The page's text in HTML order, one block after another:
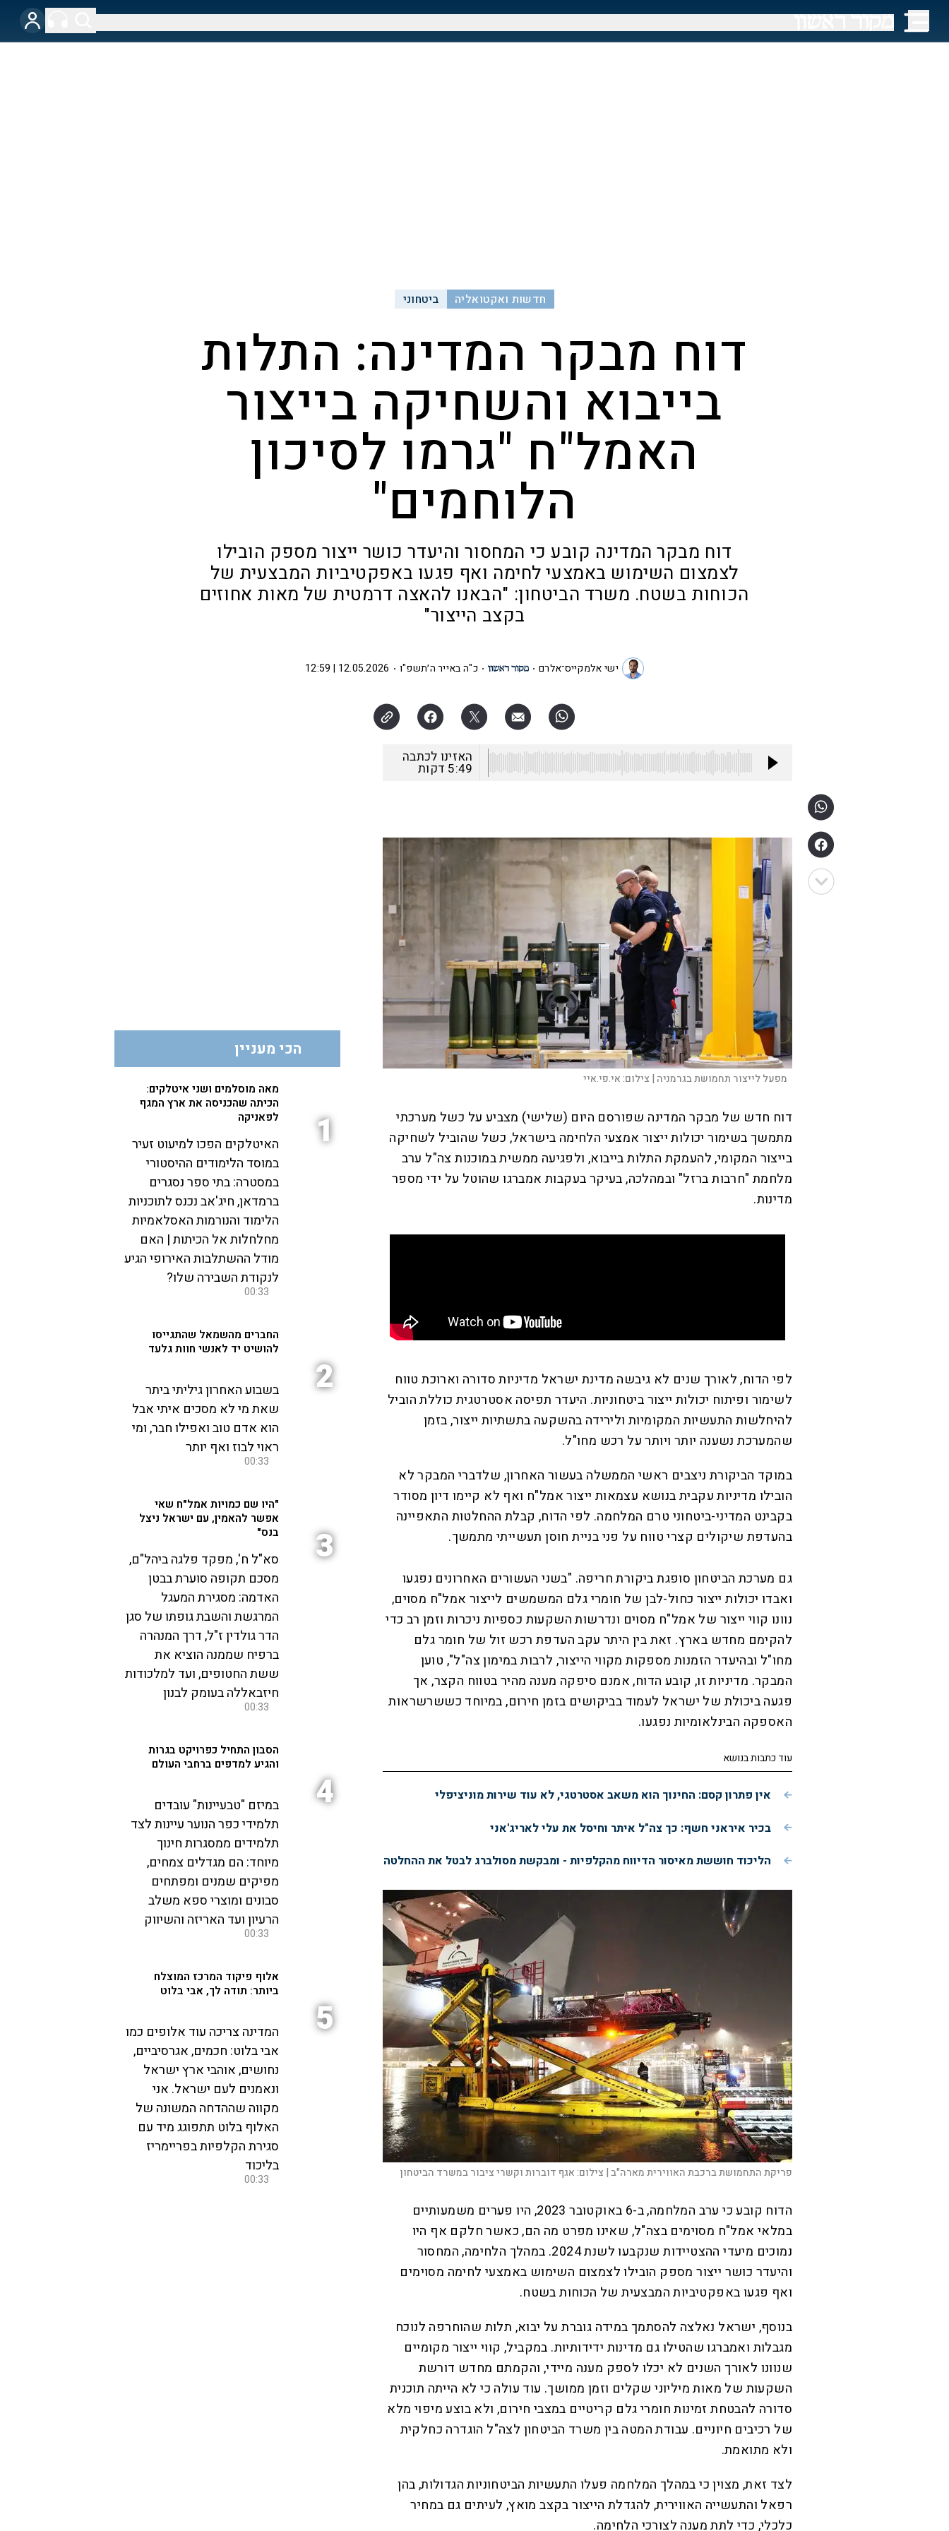
חדשות ואקטואליה ביטחוני
דוח מבקר המדינה: התלות
בייבוא והשחיקה בייצור
האמל"ח "גרמו לסיכון
הלוחמים"
דוח מבקר המדינה קובע כי המחסור והיעדר כושר ייצור מספק הובילו
לצמצום השימוש באמצעי לחימה ואף פגעו באפקטיביות המבצעית של
הכוחות בשטח. משרד הביטחון: "הבאנו להאצה דרמטית של מאות אחוזים
בקצב הייצור"
ישי אלמקייס־אלרם כ"ה באייר ה׳תשפ"ו 12.05.2026 | 12:59
האזינו לכתבה
5:49 דקות
מפעל לייצור תחמושת בגרמניה | צילום:אי.פי.איי
דוח חדש של מבקר המדינה שפורסם היום (שלישי) מצביע על כשל מערכתי
מתמשך בשימור יכולות ייצור אמצעי הלחימה בישראל, כשל שהוביל לשחיקה
בייצור המקומי, להעמקת התלות בייבוא, ולפגיעה ממשית במוכנות צה"ל ערב
מלחמת "חרבות ברזל" ובמהלכה, בעיקר בעקבות אמברגו שהוטל על ידי מספר
מדינות.
לפי הדוח, לאורך שנים לא גיבשה מדינת ישראל מדיניות סדורה וארוכת טווח
לשימור ופיתוח יכולות ייצור ביטחוניות. היעדר תפיסה אסטרטגית כוללת הוביל
להיחלשות התעשיות המקומיות ולירידה בהשקעה בתשתיות ייצור, בזמן
שהמערכת נשענה יותר ויותר על רכש מחו"ל.
במוקד הביקורת ניצבים ראשי הממשלה בעשור האחרון, שלדברי המבקר לא
הובילו מדיניות עקבית בנושא עצמאות ייצור אמל"ח ואף לא קיימו דיון מסודר
בקבינט המדיני-ביטחוני טרם המלחמה. לפי הדוח, קבלת ההחלטות התאפיינה
בהעדפת שיקולים קצרי טווח על פני בניית חוסן תעשייתי מתמשך.
גם מערכת הביטחון סופגת ביקורת חריפה. "בשני העשורים האחרונים נפגעו
ואבדו יכולות ייצור כחול-לבן של חומרי גלם המשמשים לייצור אמל"ח מסוים,
נוונו קווי ייצור של אמל"ח מסוים ונדרשות השקעות כספיות ניכרות וזמן רב כדי
להקימם מחדש בארץ. זאת בין היתר עקב העדפת רכש זול של חומר גלם
מחו"ל ובהיעדר הזמנות מספקות מקווי הייצור, לרבות במימון צה"ל", טוען
המבקר. מדיניות זו, קובע הדוח, אמנם סיפקה מענה מהיר בטווח הקצר, אך
פגעה ביכולת של ישראל לעמוד בביקושים בזמן חירום, במיוחד כששרשראות
האספקה הבינלאומיות נפגעו.
עוד כתבות בנושא
אין פתרון קסם: החינוך הוא משאב אסטרטגי, לא עוד שירות מוניציפלי
בכיר איראני חשף: כך צה"ל איתר וחיסל את עלי לאריג'אני
הליכוד חוששת מאיסור הדיווח מהקלפיות - ומבקשת מסולברג לבטל את ההחלטה
פריקת התחמושת ברכבת האווירית מארה"ב | צילום:אגף דוברות וקשרי ציבור במשרד הביטחון
הדוח קובע כי ערב המלחמה, ב-6 באוקטובר 2023, היו פערים משמעותיים
במלאי אמל"ח מסוימים בצה"ל, שאינו מפרט מה הם, כאשר חלקם אף היו
נמוכים מיעדי ההצטיידות שנקבעו לשנת 2024. במהלך הלחימה, המחסור
והיעדר כושר ייצור מספק הובילו לצמצום השימוש באמצעי לחימה מסוימים
ואף פגעו באפקטיביות המבצעית של הכוחות בשטח.
בנוסף, ישראל נאלצה להסתמך במידה גוברת על יבוא, תלות שהוחרפה לנוכח
מגבלות ואמברגו שהטילו גם מדינות ידידותיות. במקביל, קווי ייצור מקומיים
שנוונו לאורך השנים לא יכלו לספק מענה מיידי, והקמתם מחדש דורשת
השקעות של מאות מיליוני שקלים וזמן ממושך. עוד עולה כי לא הייתה תוכנית
סדורה להבטחת זמינות חומרי גלם קריטיים במצבי חירום, ולא בוצע מיפוי מלא
של רכיבים חיוניים. עבודת המטה בין משרד הביטחון לצה"ל הוגדרה כחלקית
ולא מתואמת.
לצד זאת, מצוין כי במהלך המלחמה פעלו התעשיות הביטחוניות הגדולות, בהן
רפאל והתעשייה האווירית, להגדלת הייצור בקצב מואץ, לעיתים גם במחיר
כלכלי, כדי לתת מענה לצורכי הלחימה.
הכי מעניין
1
מאה מוסלמים ושני איטלקים:
הכיתה שהכניסה את ארץ המגף
לפאניקה
האיטלקים הפכו למיעוט זעיר
במוסד הלימודים ההיסטורי
במסטרה: בתי ספר נסגרים
ברמדאן, חיג'אב נכנס לתוכניות
הלימוד והנורמות האסלאמיות
מחלחלות אל הכיתות | האם
מודל ההשתלבות האירופי הגיע
לנקודת השבירה שלו?
00:33
2
החברים מהשמאל שהתגייסו
להושיט יד לאנשי חוות גלעד
בשבוע האחרון גיליתי ביתר
שאת מי לא מסכים איתי אבל
הוא אדם טוב ואפילו חבר, ומי
ראוי לבוז ואף יותר
00:33
3
"היו שם כמויות אמל"ח שאי
אפשר להאמין, עם ישראל ניצל
בנס"
סא"ל ח', מפקד פלגה ביהל"ם,
מסכם תקופה סוערת בבטן
האדמה: מסגירת המעגל
המרגשת והשבת גופתו של סגן
הדר גולדין ז"ל, דרך המנהרה
ברפיח שממנה הוציא את
ששת החטופים, ועד למלכודות
חיזבאללה בעומק לבנון
00:33
4
הסבון התחיל כפרויקט בגרות
והגיע למדפים ברחבי העולם
במיזם "טבעיינות" עובדים
תלמידי כפר הנוער עיינות לצד
תלמידים ממסגרות חינוך
מיוחד: הם מגדלים צמחים,
מפיקים שמנים ומפתחים
סבונים ומוצרי ספא משלב
הרעיון ועד האריזה והשיווק
00:33
5
אלוף פיקוד המרכז המוצלח
ביותר: תודה לך, אבי בלוט
המדינה צריכה עוד אלופים כמו
אבי בלוט: חכמים, אגרסיביים,
נחושים, אוהבי ארץ ישראל
ונאמנים לעם ישראל. אני
מקווה שההדחה המשונה של
האלוף בלוט תתפוגג מיד עם
סגירת הקלפיות בפריימריז
בליכוד
00:33